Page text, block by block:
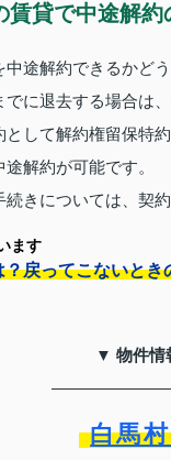
賃貸で中途解約
途解約できるかど
に退去する場合は
として解約権留保特
解約が可能です。
きについては、契
ます
戻ってこないとき
▼ 物件情
白馬